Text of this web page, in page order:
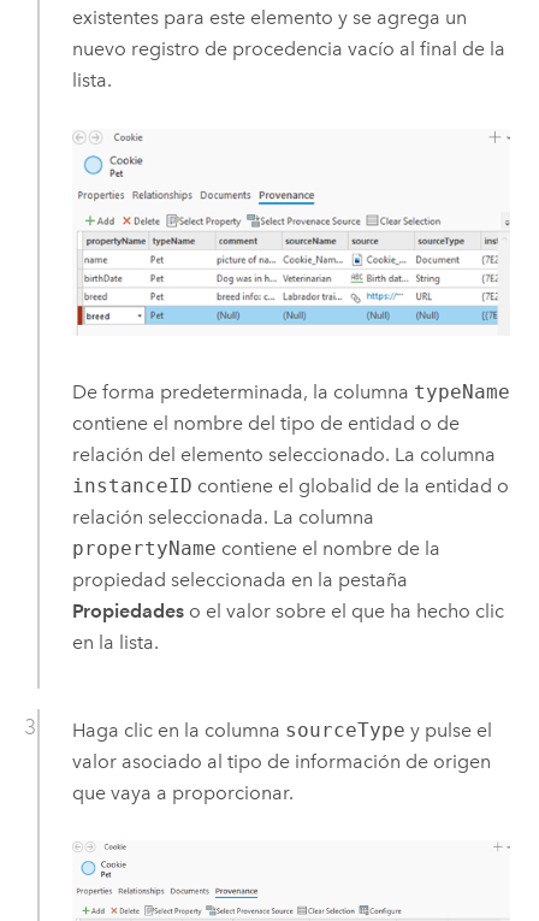
existentes para este elemento y se agrega un
nuevo registro de procedencia vacío al final de la
lista.
De forma predeterminada, la columna typeName
contiene el nombre del tipo de entidad o de
relación del elemento seleccionado. La columna
instanceID contiene el globalid de la entidad o
relación seleccionada. La columna
propertyName contiene el nombre de la
propiedad seleccionada en la pestaña
Propiedadeso el valor sobre el que ha hecho clic
en la lista.
Haga clic en la columna sourceType y pulse el
valor asociado al tipo de información de origen
que vaya a proporcionar.